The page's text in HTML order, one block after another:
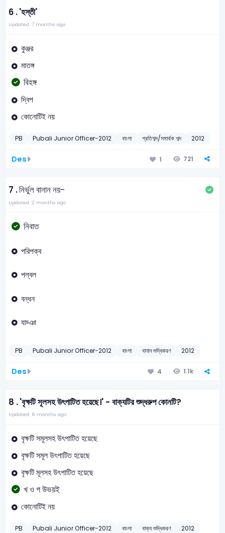
6 .'হস্তী'
Updated: 7 months ago
কুঞ্জর
মাতঙ্গ
বিহঙ্গ
দ্বিপ
কোনোটিই নয়
PB Pubali Junior Officer-2012 বাংলা প্রতিশব্দ/সমার্থক শব্দ 2012
Des 1 721
7 .নির্ভুল বানান নয়-
Updated: 2 months ago
নিবাত
পরিপক্ব
পল্বল
বন্ধন
যাচ্ঞা
PB Pubali Junior Officer-2012 বাংলা বানান শুদ্ধিকরণ 2012
Des 4 1.1k
8 .'বৃক্ষটি সূলসহ উৎপাটিত হয়েছে।' - বাক্যটির শুদ্ধরুপ কোনটি?
Updated: 6 months ago
বৃক্ষটি সমূলসহ উৎপাটিত হয়েছে
বৃক্ষটি সমূল উৎপাটিত হয়েছে
বৃক্ষটি মূলসহ উৎপাটিত হয়েছে
খ ও গ উভয়ই
কোনোটিই নয়
PB Pubali Junior Officer-2012 বাংলা বাক্য শুদ্ধিকরণ 2012